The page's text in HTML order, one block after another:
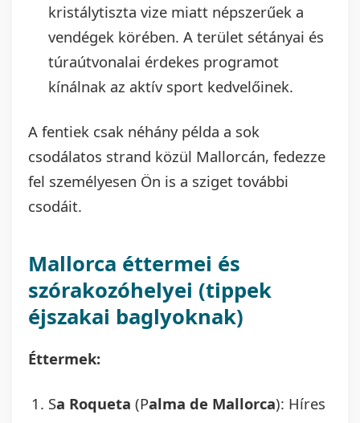
kristálytiszta vize miatt népszerűek a
vendégek körében. A terület sétányai és
túraútvonalai érdekes programot
kínálnak az aktív sport kedvelőinek.
A fentiek csak néhány példa a sok
csodálatos strand közül Mallorcán, fedezze
fel személyesen Ön is a sziget további
csodáit.
Mallorca éttermei és
szórakozóhelyei (tippek
éjszakai baglyoknak)
Éttermek:
Sa Roqueta (Palma de Mallorca): Híres